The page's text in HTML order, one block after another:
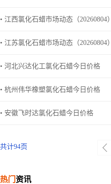
• 江西氯化石蜡市场动态（20260804）
• 江苏氯化石蜡市场动态（20260804）
• 河北兴达化工氯化石蜡今日价格
• 杭州伟华橡塑氯化石蜡今日价格
• 安徽飞时达氯化石蜡今日价格
共计94页
热门 资讯